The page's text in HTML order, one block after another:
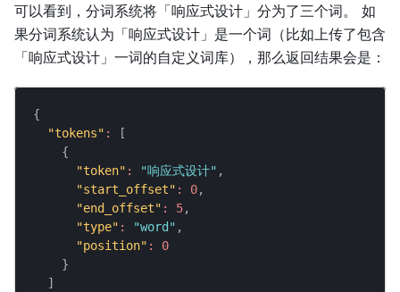
可以看到，分词系统将「响应式设计」分为了三个词。 如
果分词系统认为「响应式设计」是一个词（比如上传了包含
「响应式设计」一词的自定义词库），那么返回结果会是：
{
"tokens" :
[
{
"token" : "响应式设计" ,
"start_offset" : 0,
"end_offset" : 5,
"type" : "word" ,
"position" :
0
}
]